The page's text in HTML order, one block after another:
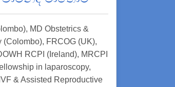
MD Obstetrics &
(Colombo), FRCOG (UK),
RCPI (Ireland), MRCPI
in laparoscopy,
& Assisted Reproductive